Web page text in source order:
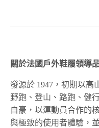
關於法國戶外鞋履領導
發源於 1947，初期以高
野跑、登山、路跑、健
自豪，以運動員合作的
與極致的使用者體驗，